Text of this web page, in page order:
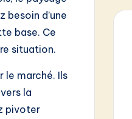
d’une
base. Ce
situation.
le marché. Ils
la
pivoter